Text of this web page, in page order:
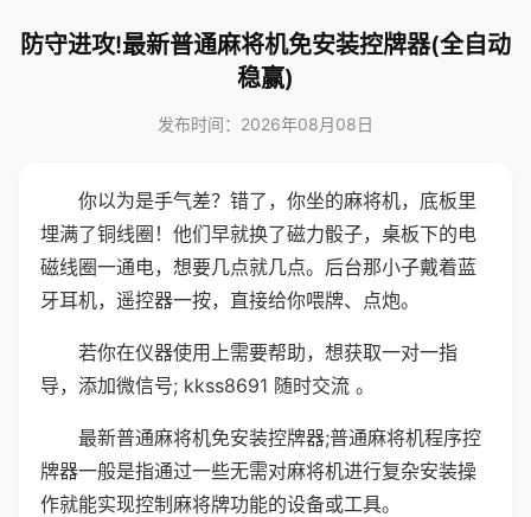
防守进攻!最新普通麻将机免安装控牌器(全自动
稳赢)
发布时间：2026年08月08日
你以为是手气差？错了，你坐的麻将机，底板里
埋满了铜线圈！他们早就换了磁力骰子，桌板下的电
磁线圈一通电，想要几点就几点。后台那小子戴着蓝
牙耳机，遥控器一按，直接给你喂牌、点炮。
若你在仪器使用上需要帮助，想获取一对一指
导，添加微信号; kkss8691 随时交流 。
最新普通麻将机免安装控牌器;普通麻将机程序控
牌器一般是指通过一些无需对麻将机进行复杂安装操
作就能实现控制麻将牌功能的设备或工具。